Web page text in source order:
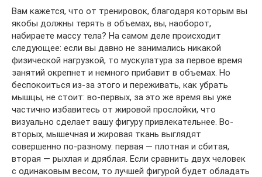
Вам кажется, что от тренировок, благодаря которым вы
якобы должны терять в объемах, вы, наоборот,
набираете массу тела? На самом деле происходит
следующее: если вы давно не занимались никакой
физической нагрузкой, то мускулатура за первое время
занятий окрепнет и немного прибавит в объемах. Но
беспокоиться из-за этого и переживать, как убрать
мышцы, не стоит: во-первых, за это же время вы уже
частично избавитесь от жировой прослойки, что
визуально сделает вашу фигуру привлекательнее. Во-
вторых, мышечная и жировая ткань выглядят
совершенно по-разному: первая — плотная и сбитая,
вторая — рыхлая и дряблая. Если сравнить двух человек
с одинаковым весом, то лучшей фигурой будет обладать